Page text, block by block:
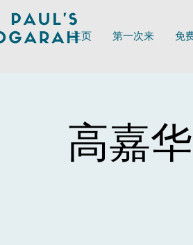
主页 第一次来 免
高嘉